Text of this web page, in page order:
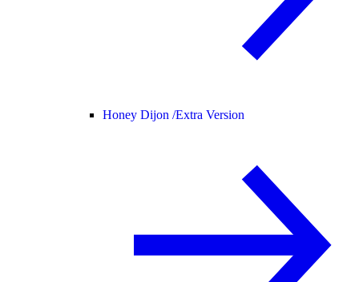
Honey Dijon /Extra Version